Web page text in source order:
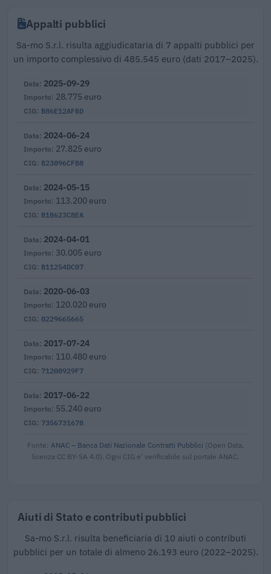
Appalti pubblici
Sa-mo S.r.l. risulta aggiudicataria di 7 appalti pubblici per
un importo complessivo di 485.545 euro (dati 2017–2025).
B86E12AFBD
2025-09-29
28.775 euro
B23896CFB8
2024-06-24
27.825 euro
B1B623C8EA
2024-05-15
113.200 euro
B11254DC07
2024-04-01
30.005 euro
8229665665
2020-06-03
120.020 euro
71208929F7
2017-07-24
110.480 euro
7356731678
2017-06-22
55.240 euro
Fonte: ANAC – Banca Dati Nazionale Contratti Pubblici (Open Data,
licenza CC BY-SA 4.0). Ogni CIG e' verificabile sul portale ANAC.
Aiuti di Stato e contributi pubblici
Sa-mo S.r.l. risulta beneficiaria di 10 aiuti o contributi
pubblici per un totale di almeno 26.193 euro (2022–2025).